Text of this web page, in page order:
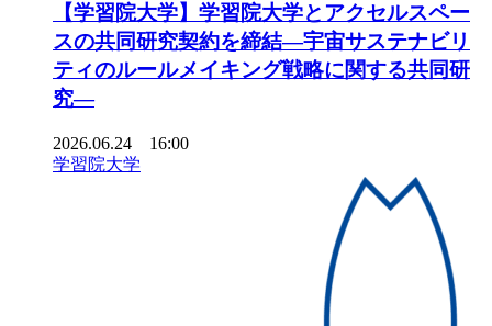
【学習院大学】学習院大学とアクセルスペー
スの共同研究契約を締結―宇宙サステナビリ
ティのルールメイキング戦略に関する共同研
究―
2026.06.24 16:00
学習院大学